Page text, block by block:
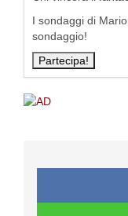
I sondaggi di
sondaggio!